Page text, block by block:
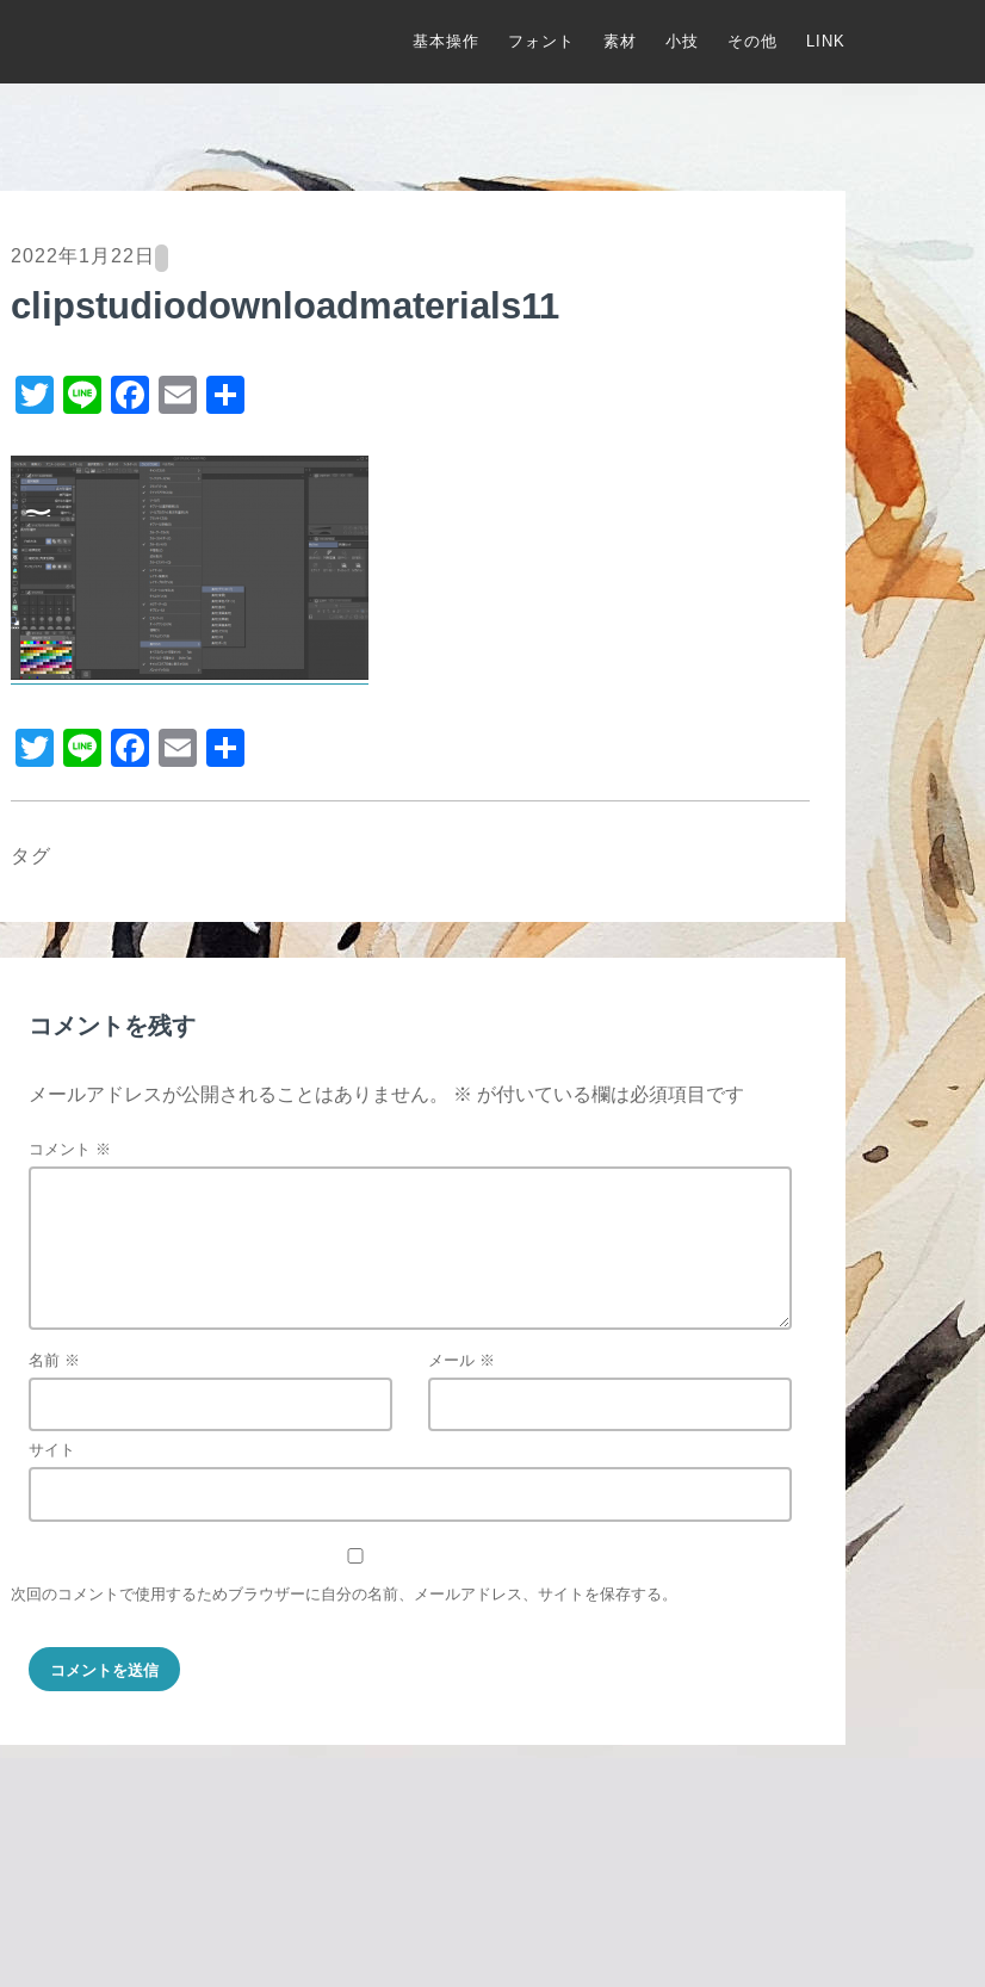
基本操作 フォント 素材 小技 その他 LINK
2022年1月22日
clipstudiodownloadmaterials11
T
tt
er
Li
e
F
c
e
b
o
o
k
E
ail
T
Li
F
o
k
E
タグ
コメントを残す
メールアドレスが公開されることはありません。 ※ が付いている欄は必須項目です
コメント ※
名前 ※ メール ※
サイト
次回のコメントで使用するためブラウザーに自分の名前、メールアドレス、サイトを保存する。